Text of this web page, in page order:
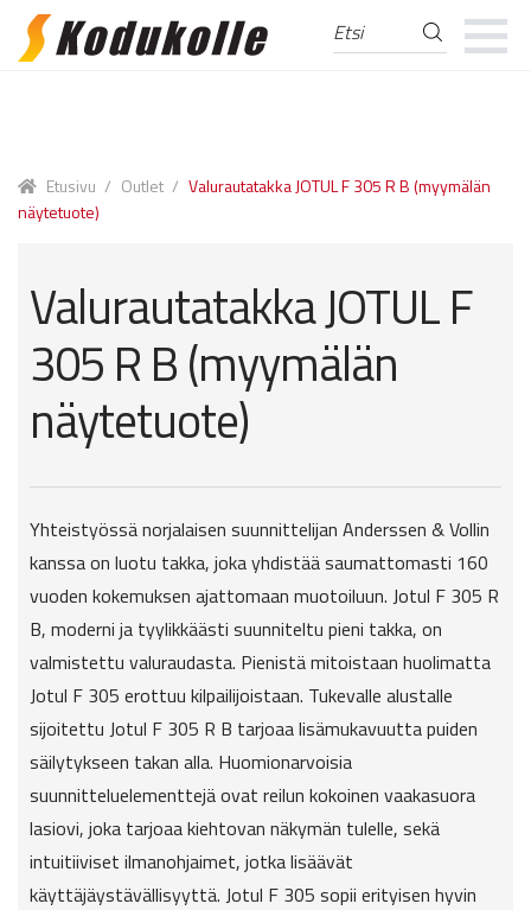
Skip
Skip
Etsi:
Etusivu / Outlet / Valurautatakka JOTUL F 305 R B (myymälän
näytetuote)
Valurautatakka JOTUL F
305 R B (myymälän
näytetuote)
Yhteistyössä norjalaisen suunnittelijan Anderssen & Vollin
kanssa on luotu takka, joka yhdistää saumattomasti 160
vuoden kokemuksen ajattomaan muotoiluun. Jotul F 305 R
B, moderni ja tyylikkäästi suunniteltu pieni takka, on
valmistettu valuraudasta. Pienistä mitoistaan huolimatta
Jotul F 305 erottuu kilpailijoistaan. Tukevalle alustalle
sijoitettu Jotul F 305 R B tarjoaa lisämukavuutta puiden
säilytykseen takan alla. Huomionarvoisia
suunnitteluelementtejä ovat reilun kokoinen vaakasuora
lasiovi, joka tarjoaa kiehtovan näkymän tulelle, sekä
intuitiiviset ilmanohjaimet, jotka lisäävät
käyttäjäystävällisyyttä. Jotul F 305 sopii erityisen hyvin